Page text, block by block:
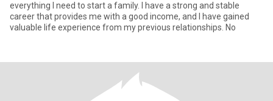
everything I need to start a family. I have a strong and stable
career that provides me with a good income, and I have gained
valuable life experience from my previous relationships. No